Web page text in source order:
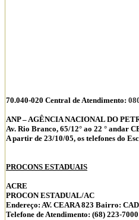
70.040-020 Central de Atendimento:
ANP – AGÊNCIA NACIONAL DO
Av. Rio Branco, 65/12° ao 22 ° andar
A partir de 23/10/05, os telefones do
PROCONS ESTADUAIS
ACRE
PROCON ESTADUAL/AC
Endereço: AV. CEARA 823 Bairro:
Telefone de Atendimento: (68) 223-